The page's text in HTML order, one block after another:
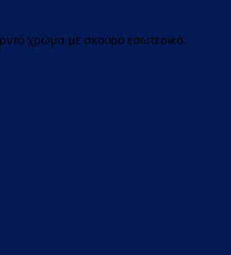
χρώμα με σκούρο εσωτερικό.